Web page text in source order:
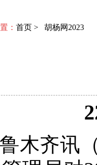
： 首页 > 胡杨网2023
木齐讯